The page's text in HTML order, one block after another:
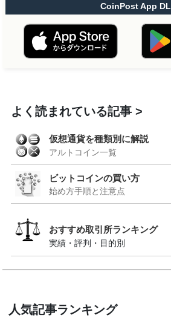
CoinPost App DL
よく読まれている記事
仮想通貨を種類別に解説
アルトコイン一覧
ビットコインの買い方
始め方手順と注意点
おすすめ取引所ランキング
実績・評判・目的別
人気記事ランキング